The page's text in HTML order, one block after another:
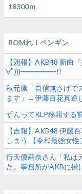
18300ｍ
ROMれ！ペンギン
【朗報】AKB48 新曲
∀ﾟ)))━━━━━!!
秋元康「自信無さげで
ます」←伊藤百花真逆
ずんってKLP移籍する
【吉報】AKB48 伊藤
しまう 【令和最強女性
行天優莉奈さん「私は
た。事務所がAKBに掛